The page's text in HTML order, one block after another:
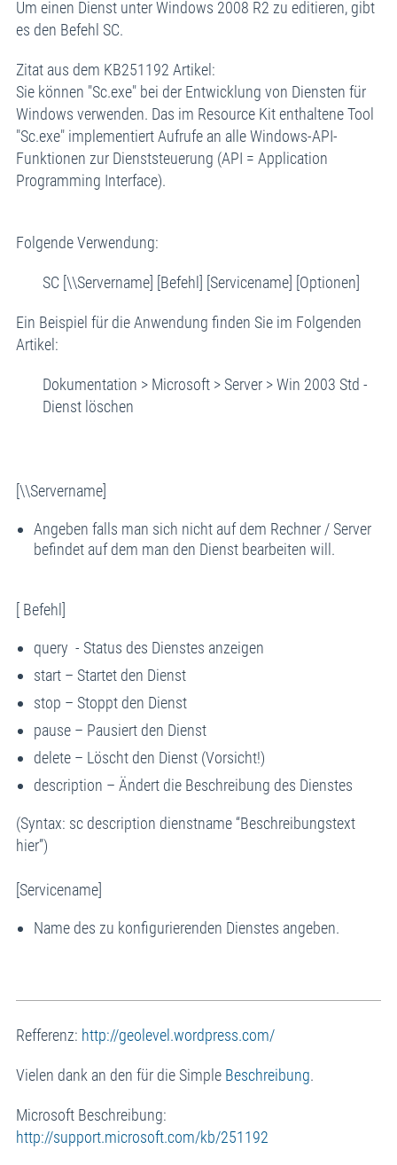
Um einen Dienst unter Windows 2008 R2 zu editieren, gibt
es den Befehl SC.
Zitat aus dem KB251192 Artikel:
Sie können "Sc.exe" bei der Entwicklung von Diensten für
Windows verwenden. Das im Resource Kit enthaltene Tool
"Sc.exe" implementiert Aufrufe an alle Windows-API-
Funktionen zur Dienststeuerung (API = Application
Programming Interface).
Folgende Verwendung:
SC [\\Servername] [Befehl] [Servicename] [Optionen]
Ein Beispiel für die Anwendung finden Sie im Folgenden
Artikel:
Dokumentation > Microsoft > Server > Win 2003 Std -
Dienst löschen
[\\Servername]
Angeben falls man sich nicht auf dem Rechner / Server
befindet auf dem man den Dienst bearbeiten will.
[ Befehl]
query - Status des Dienstes anzeigen
start – Startet den Dienst
stop – Stoppt den Dienst
pause – Pausiert den Dienst
delete – Löscht den Dienst (Vorsicht!)
description – Ändert die Beschreibung des Dienstes
(Syntax: sc description dienstname “Beschreibungstext
hier”)
[Servicename]
Name des zu konfigurierenden Dienstes angeben.
Refferenz: http://geolevel.wordpress.com/
Vielen dank an den für die Simple Beschreibung.
Microsoft Beschreibung:
http://support.microsoft.com/kb/251192